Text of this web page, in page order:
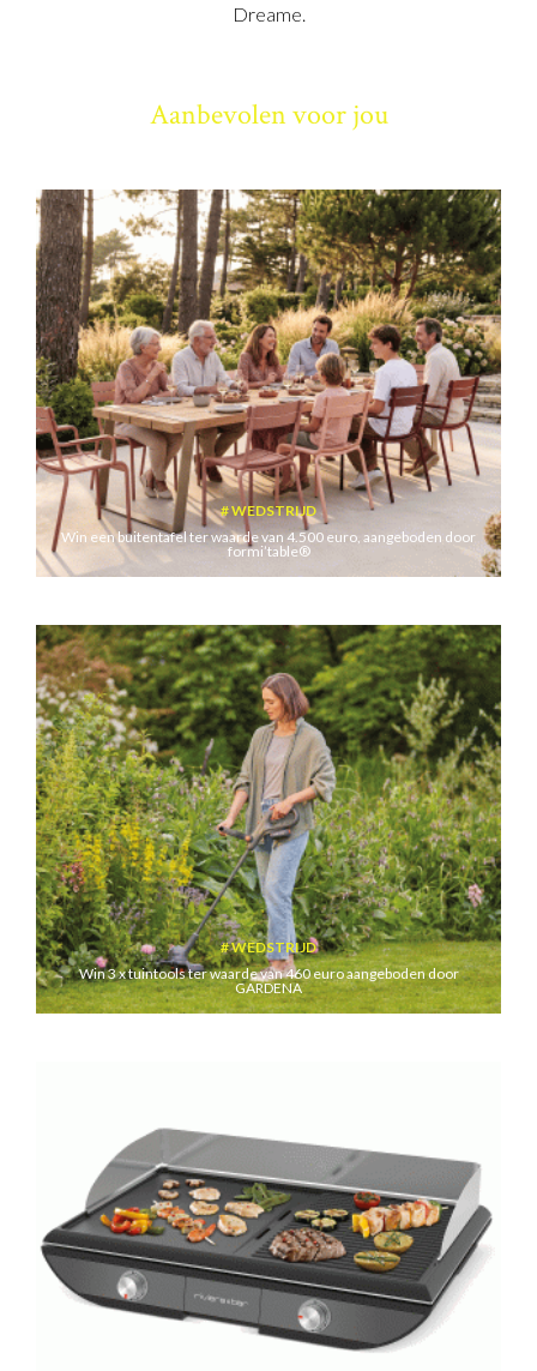
Dreame.
Aanbevolen voor jou
WEDSTRIJD
Win een buitentafel ter waarde van 4.500 euro, aangeboden door
formi’table®
WEDSTRIJD
Win 3 x tuintools ter waarde van 460 euro aangeboden door
GARDENA